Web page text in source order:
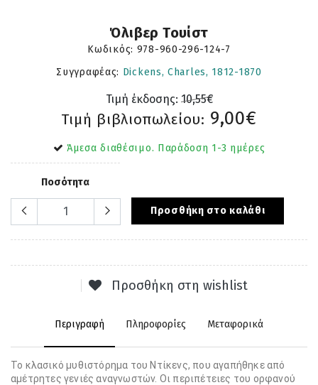
Όλιβερ Τουίστ
Κωδικός: 978-960-296-124-7
Συγγραφέας: Dickens, Charles, 1812-1870
Τιμή έκδοσης: 10,55€
Τιμή βιβλιοπωλείου: 9,00€
Άμεσα διαθέσιμο. Παράδοση 1-3 ημέρες
Ποσότητα
Προσθήκη στο καλάθι
Προσθήκη στη wishlist
Περιγραφή Πληροφορίες Μεταφορικά
Το κλασικό μυθιστόρημα του Ντίκενς, που αγαπήθηκε από
αμέτρητες γενιές αναγνωστών. Οι περιπέτειες του ορφανού